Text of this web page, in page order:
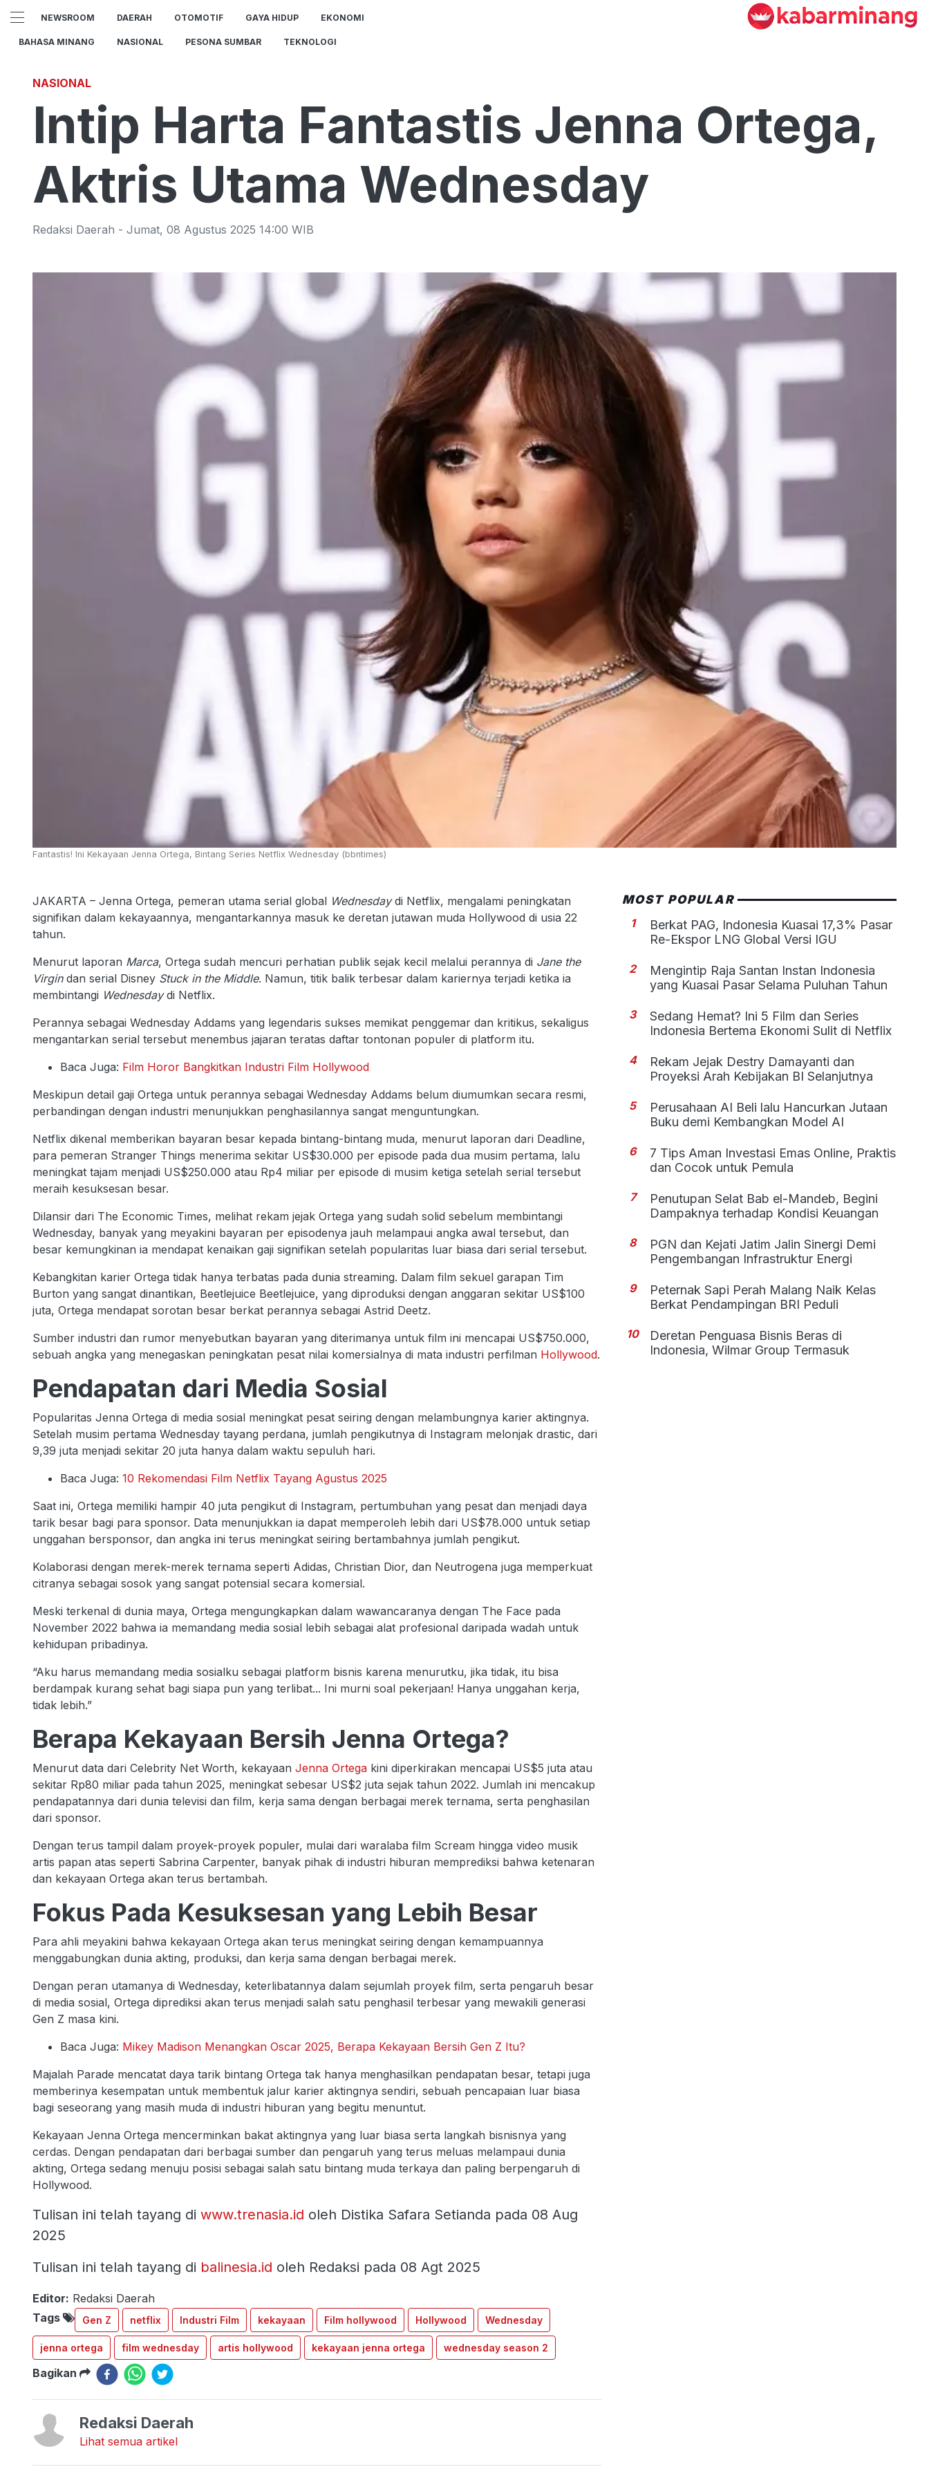
NEWSROOM DAERAH OTOMOTIF GAYA HIDUP EKONOMI
BAHASA MINANG NASIONAL PESONA SUMBAR TEKNOLOGI
NASIONAL
Intip Harta Fantastis Jenna Ortega,
Aktris Utama Wednesday
Redaksi Daerah - Jumat, 08 Agustus 2025 14:00 WIB
Fantastis! Ini Kekayaan Jenna Ortega, Bintang Series Netflix Wednesday (bbntimes)
JAKARTA – Jenna Ortega, pemeran utama serial global Wednesdaydi Netflix, mengalami peningkatan
signifikan dalam kekayaannya, mengantarkannya masuk ke deretan jutawan muda Hollywood di usia 22
tahun.
Menurut laporan Marca, Ortega sudah mencuri perhatian publik sejak kecil melalui perannya di Jane the
Virgindan serial Disney Stuck in the Middle. Namun, titik balik terbesar dalam kariernya terjadi ketika ia
membintangi Wednesdaydi Netflix.
Perannya sebagai Wednesday Addams yang legendaris sukses memikat penggemar dan kritikus, sekaligus
mengantarkan serial tersebut menembus jajaran teratas daftar tontonan populer di platform itu.
Baca Juga: Film Horor Bangkitkan Industri Film Hollywood
Meskipun detail gaji Ortega untuk perannya sebagai Wednesday Addams belum diumumkan secara resmi,
perbandingan dengan industri menunjukkan penghasilannya sangat menguntungkan.
Netflix dikenal memberikan bayaran besar kepada bintang-bintang muda, menurut laporan dari Deadline,
para pemeran Stranger Things menerima sekitar US$30.000 per episode pada dua musim pertama, lalu
meningkat tajam menjadi US$250.000 atau Rp4 miliar per episode di musim ketiga setelah serial tersebut
meraih kesuksesan besar.
Dilansir dari The Economic Times, melihat rekam jejak Ortega yang sudah solid sebelum membintangi
Wednesday, banyak yang meyakini bayaran per episodenya jauh melampaui angka awal tersebut, dan
besar kemungkinan ia mendapat kenaikan gaji signifikan setelah popularitas luar biasa dari serial tersebut.
Kebangkitan karier Ortega tidak hanya terbatas pada dunia streaming. Dalam film sekuel garapan Tim
Burton yang sangat dinantikan, Beetlejuice Beetlejuice, yang diproduksi dengan anggaran sekitar US$100
juta, Ortega mendapat sorotan besar berkat perannya sebagai Astrid Deetz.
Sumber industri dan rumor menyebutkan bayaran yang diterimanya untuk film ini mencapai US$750.000,
sebuah angka yang menegaskan peningkatan pesat nilai komersialnya di mata industri perfilman Hollywood.
Pendapatan dari Media Sosial
Popularitas Jenna Ortega di media sosial meningkat pesat seiring dengan melambungnya karier aktingnya.
Setelah musim pertama Wednesday tayang perdana, jumlah pengikutnya di Instagram melonjak drastic, dari
9,39 juta menjadi sekitar 20 juta hanya dalam waktu sepuluh hari.
Baca Juga: 10 Rekomendasi Film Netflix Tayang Agustus 2025
Saat ini, Ortega memiliki hampir 40 juta pengikut di Instagram, pertumbuhan yang pesat dan menjadi daya
tarik besar bagi para sponsor. Data menunjukkan ia dapat memperoleh lebih dari US$78.000 untuk setiap
unggahan bersponsor, dan angka ini terus meningkat seiring bertambahnya jumlah pengikut.
Kolaborasi dengan merek-merek ternama seperti Adidas, Christian Dior, dan Neutrogena juga memperkuat
citranya sebagai sosok yang sangat potensial secara komersial.
Meski terkenal di dunia maya, Ortega mengungkapkan dalam wawancaranya dengan The Face pada
November 2022 bahwa ia memandang media sosial lebih sebagai alat profesional daripada wadah untuk
kehidupan pribadinya.
“Aku harus memandang media sosialku sebagai platform bisnis karena menurutku, jika tidak, itu bisa
berdampak kurang sehat bagi siapa pun yang terlibat... Ini murni soal pekerjaan! Hanya unggahan kerja,
tidak lebih.”
Berapa Kekayaan Bersih Jenna Ortega?
Menurut data dari Celebrity Net Worth, kekayaan Jenna Ortega kini diperkirakan mencapai US$5 juta atau
sekitar Rp80 miliar pada tahun 2025, meningkat sebesar US$2 juta sejak tahun 2022. Jumlah ini mencakup
pendapatannya dari dunia televisi dan film, kerja sama dengan berbagai merek ternama, serta penghasilan
dari sponsor.
Dengan terus tampil dalam proyek-proyek populer, mulai dari waralaba film Scream hingga video musik
artis papan atas seperti Sabrina Carpenter, banyak pihak di industri hiburan memprediksi bahwa ketenaran
dan kekayaan Ortega akan terus bertambah.
Fokus Pada Kesuksesan yang Lebih Besar
Para ahli meyakini bahwa kekayaan Ortega akan terus meningkat seiring dengan kemampuannya
menggabungkan dunia akting, produksi, dan kerja sama dengan berbagai merek.
Dengan peran utamanya di Wednesday, keterlibatannya dalam sejumlah proyek film, serta pengaruh besar
di media sosial, Ortega diprediksi akan terus menjadi salah satu penghasil terbesar yang mewakili generasi
Gen Z masa kini.
Baca Juga: Mikey Madison Menangkan Oscar 2025, Berapa Kekayaan Bersih Gen Z Itu?
Majalah Parade mencatat daya tarik bintang Ortega tak hanya menghasilkan pendapatan besar, tetapi juga
memberinya kesempatan untuk membentuk jalur karier aktingnya sendiri, sebuah pencapaian luar biasa
bagi seseorang yang masih muda di industri hiburan yang begitu menuntut.
Kekayaan Jenna Ortega mencerminkan bakat aktingnya yang luar biasa serta langkah bisnisnya yang
cerdas. Dengan pendapatan dari berbagai sumber dan pengaruh yang terus meluas melampaui dunia
akting, Ortega sedang menuju posisi sebagai salah satu bintang muda terkaya dan paling berpengaruh di
Hollywood.
Tulisan ini telah tayang di www.trenasia.id oleh Distika Safara Setianda pada 08 Aug
2025
Tulisan ini telah tayang di balinesia.id oleh Redaksi pada 08 Agt 2025
Editor: Redaksi Daerah
Tags
Gen Z netflix Industri Film kekayaan Film hollywood Hollywood Wednesday
jenna ortega film wednesday artis hollywood kekayaan jenna ortega wednesday season 2
Bagikan
Redaksi Daerah
Lihat semua artikel
MOST POPULAR
1
Berkat PAG, Indonesia Kuasai 17,3% Pasar
Re-Ekspor LNG Global Versi IGU
2
Mengintip Raja Santan Instan Indonesia
yang Kuasai Pasar Selama Puluhan Tahun
3
Sedang Hemat? Ini 5 Film dan Series
Indonesia Bertema Ekonomi Sulit di Netflix
4
Rekam Jejak Destry Damayanti dan
Proyeksi Arah Kebijakan BI Selanjutnya
5
Perusahaan AI Beli lalu Hancurkan Jutaan
Buku demi Kembangkan Model AI
6
7 Tips Aman Investasi Emas Online, Praktis
dan Cocok untuk Pemula
7
Penutupan Selat Bab el-Mandeb, Begini
Dampaknya terhadap Kondisi Keuangan
8
PGN dan Kejati Jatim Jalin Sinergi Demi
Pengembangan Infrastruktur Energi
9
Peternak Sapi Perah Malang Naik Kelas
Berkat Pendampingan BRI Peduli
10
Deretan Penguasa Bisnis Beras di
Indonesia, Wilmar Group Termasuk